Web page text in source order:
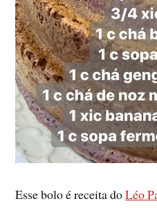
Esse bolo é receita doLéo